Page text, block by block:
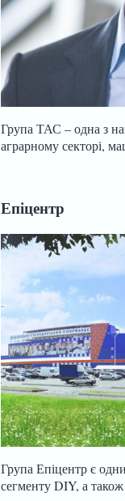
Група ТАС – одна з
аграрному секторі,
Епіцентр
Група Епіцентр є
сегменту DIY, а